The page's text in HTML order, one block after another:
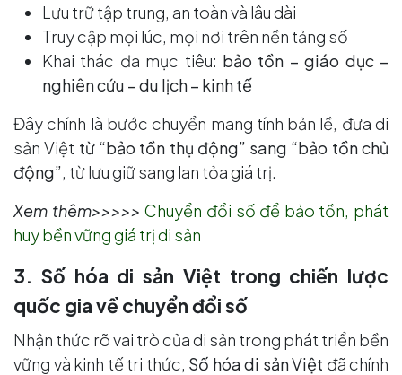
Lưu trữ tập trung, an toàn và lâu dài
Truy cập mọi lúc, mọi nơi trên nền tảng số
Khai thác đa mục tiêu: bảo tồn – giáo dục –
nghiên cứu – du lịch – kinh tế
Đây chính là bước chuyển mang tính bản lề, đưa di
sản Việt từ “bảo tồn thụ động” sang “bảo tồn chủ
động”, từ lưu giữ sang lan tỏa giá trị.
Xem thêm>>>>>Chuyển đổi số để bảo tồn, phát
huy bền vững giá trị di sản
3. Số hóa di sản Việt trong chiến lược
quốc gia về chuyển đổi số
Nhận thức rõ vai trò của di sản trong phát triển bền
vững và kinh tế tri thức, Số hóa di sản Việt đã chính